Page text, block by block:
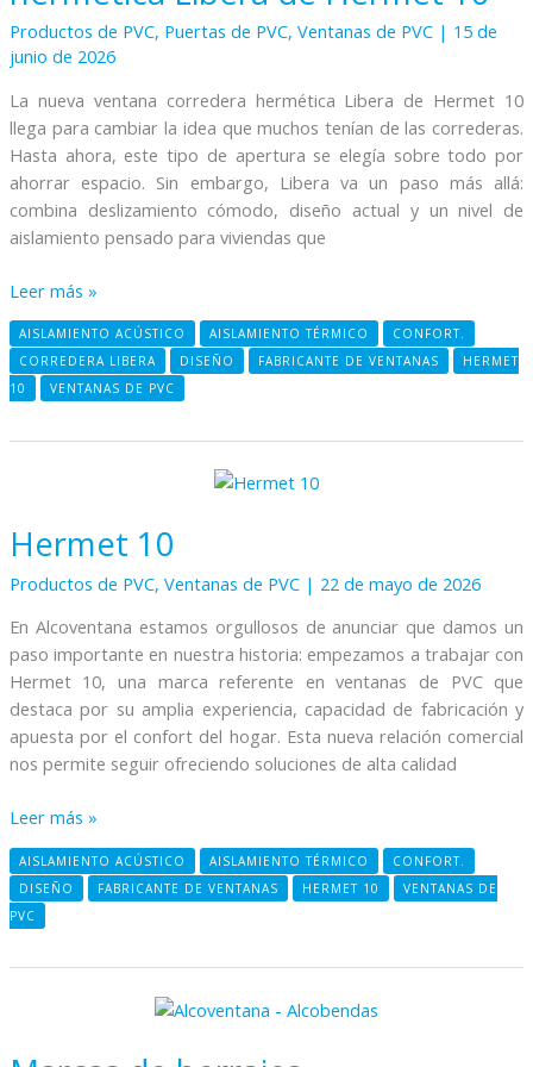
Productos de PVC, Puertas de PVC, Ventanas de PVC| 15 de
junio de 2026
La nueva ventana corredera hermética Libera de Hermet 10
llega para cambiar la idea que muchos tenían de las correderas.
Hasta ahora, este tipo de apertura se elegía sobre todo por
ahorrar espacio. Sin embargo, Libera va un paso más allá:
combina deslizamiento cómodo, diseño actual y un nivel de
aislamiento pensado para viviendas que
Leer más »
AISLAMIENTO ACÚSTICO AISLAMIENTO TÉRMICO
CONFORT.
CORREDERA LIBERA
DISEÑO FABRICANTE DE VENTANAS
HERMET
10
VENTANAS DE PVC
Hermet 10
Productos de PVC, Ventanas de PVC| 22 de mayo de 2026
En Alcoventana estamos orgullosos de anunciar que damos un
paso importante en nuestra historia: empezamos a trabajar con
Hermet 10, una marca referente en ventanas de PVC que
destaca por su amplia experiencia, capacidad de fabricación y
apuesta por el confort del hogar. Esta nueva relación comercial
nos permite seguir ofreciendo soluciones de alta calidad
Leer más »
AISLAMIENTO ACÚSTICO AISLAMIENTO TÉRMICO
CONFORT.
DISEÑO
FABRICANTE DE VENTANAS HERMET 10
VENTANAS DE
PVC
herrajes